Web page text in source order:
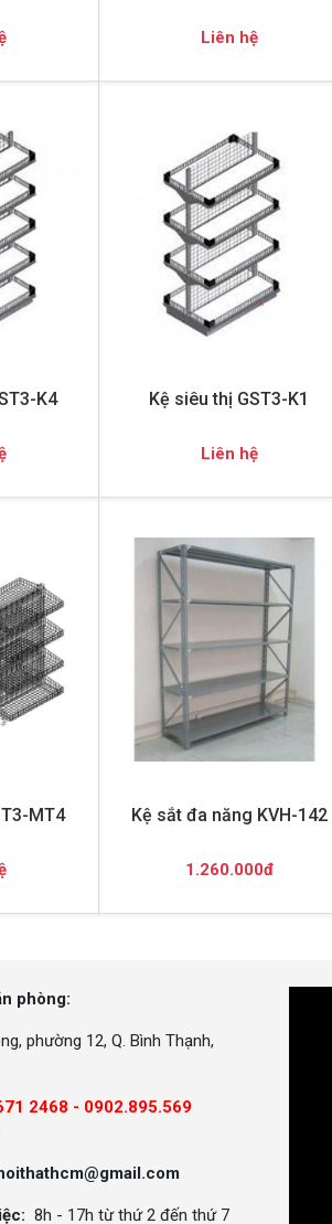
Liên hệ
K4 Kệ siêu thị GST3-K1
Liên hệ
MT4 Kệ sắt đa năng KVH-142
1.260.000đ
phòng:
phường 12, Q. Bình Thạnh,
2468 - 0902.895.569
8h - 17h từ thứ 2 đến thứ 7